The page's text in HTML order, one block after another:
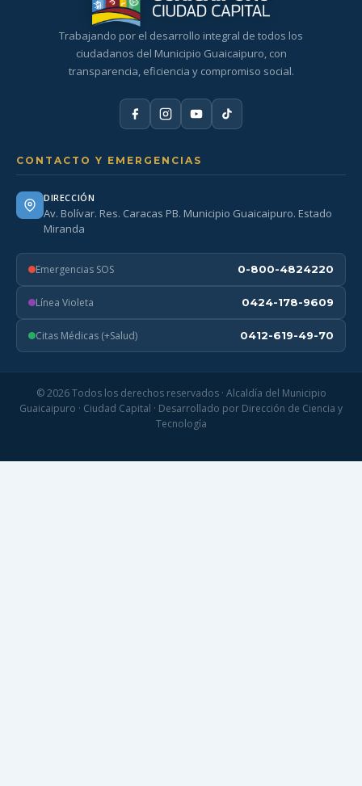
Trabajando por el desarrollo integral de todos los
ciudadanos del Municipio Guaicaipuro, con
transparencia, eficiencia y compromiso social.
CONTACTO Y EMERGENCIAS
DIRECCIÓN
Av. Bolívar. Res. Caracas PB. Municipio Guaicaipuro. Estado
Miranda
Emergencias SOS 0-800-4824220
Línea Violeta 0424-178-9609
Citas Médicas (+Salud) 0412-619-49-70
© 2026 Todos los derechos reservados · Alcaldía del Municipio
Guaicaipuro · Ciudad Capital · Desarrollado por Dirección de Ciencia y
Tecnología